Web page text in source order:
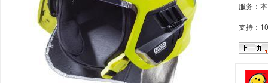
服务：
支持：